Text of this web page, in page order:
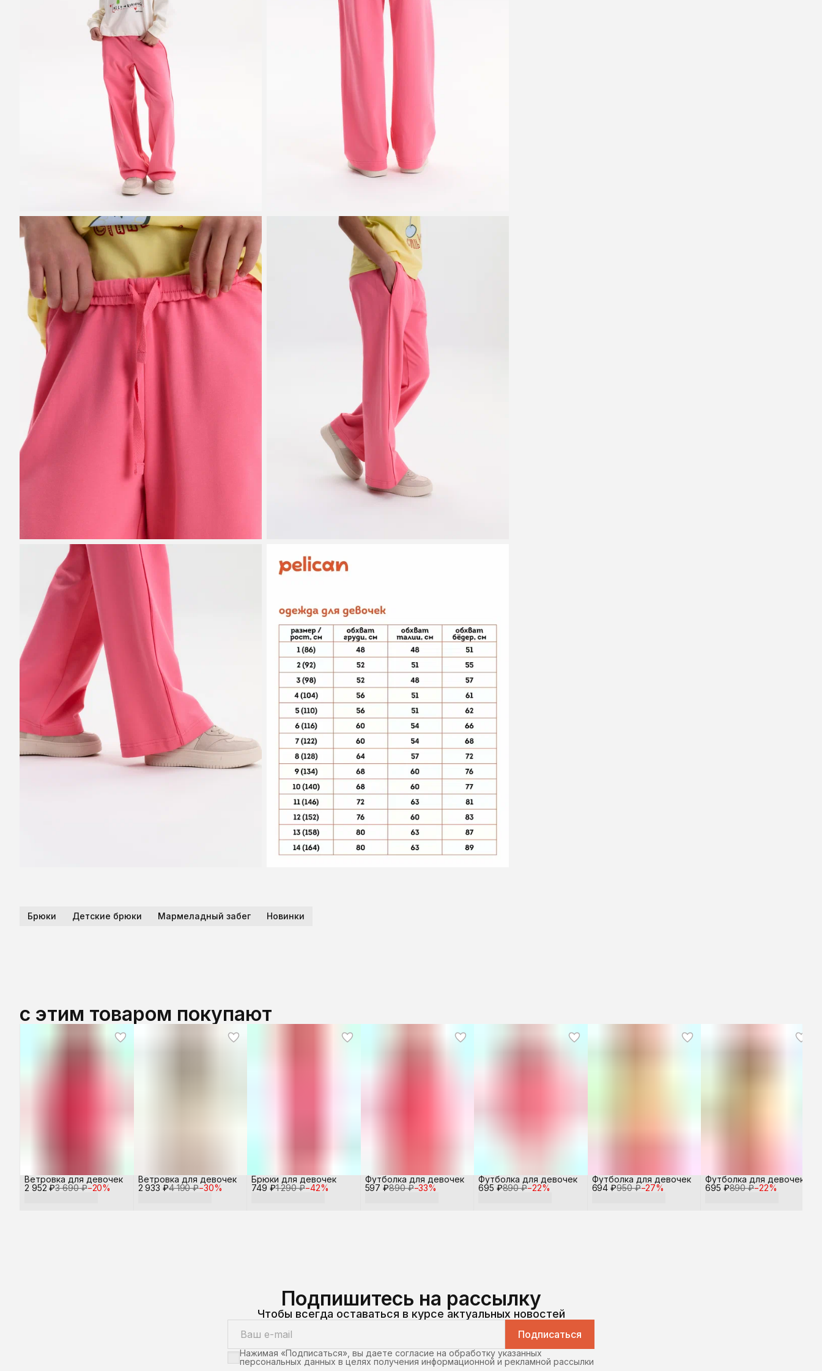
Брюки Детские брюки Мармеладный забег Новинки
с этим товаром покупают
2 952 ₽3 690 ₽−20%
Ветровка для девочек
2 933 ₽4 190 ₽−30%
Ветровка для девочек
749 ₽1 290 ₽−42%
Брюки для девочек
597 ₽890 ₽−33%
Футболка для девочек
695 ₽890 ₽−22%
Футболка для девочек
694 ₽950 ₽−27%
Футболка для девочек
695 ₽890 ₽−22%
Футболка для девочек
Подпишитесь на рассылку
Чтобы всегда оставаться в курсе актуальных новостей
Подписаться
Нажимая «Подписаться», вы даете согласие на обработку указанных
персональных данных в целях получения информационной и рекламной рассылки